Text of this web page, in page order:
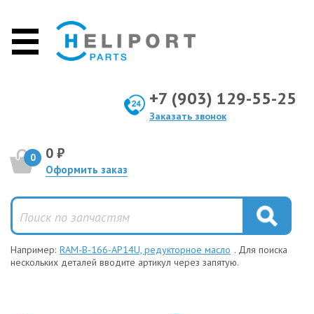
+7 (903) 129-55-25
Заказать звонок
0 0 ₽
Оформить заказ
Например: RAM-B-166-AP14U, редукторное масло . Для поиска
нескольких деталей вводите артикул через запятую.